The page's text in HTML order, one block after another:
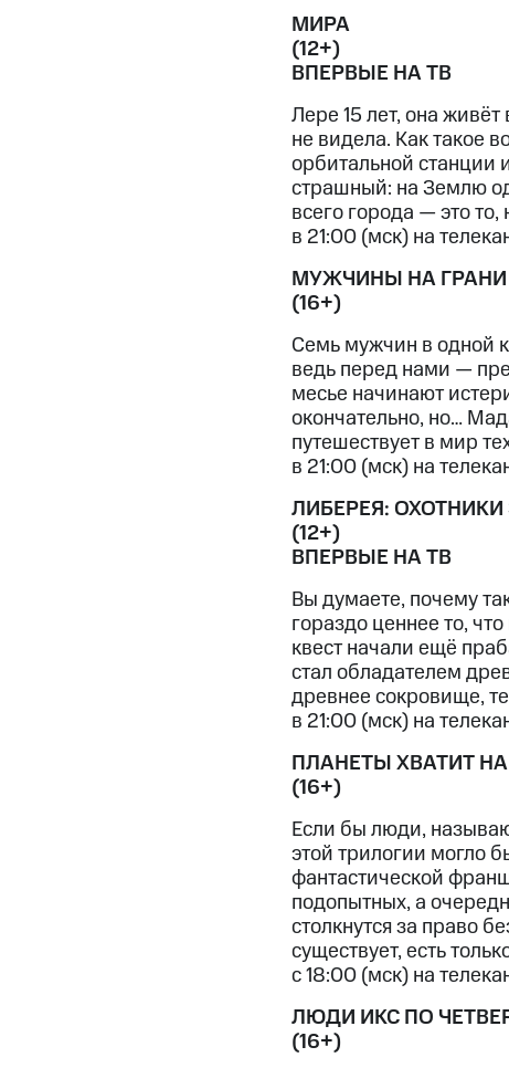
МИРА
(12+)
ВПЕРВЫЕ НА ТВ
Лере 15 лет, она
не видела. Как такое
орбитальной станции
страшный: на Землю
всего города — это
в 21:00 (мск) на
МУЖЧИНЫ НА
(16+)
Семь мужчин в одной
ведь перед нами —
месье начинают
окончательно, но…
путешествует в мир
в 21:00 (мск) на
ЛИБЕРЕЯ:
(12+)
ВПЕРВЫЕ НА ТВ
Вы думаете, почему
гораздо ценнее то,
квест начали ещё
стал обладателем
древнее сокровище,
в 21:00 (мск) на
ПЛАНЕТЫ ХВАТИТ
(16+)
Если бы люди,
этой трилогии могло
фантастической
подопытных, а
столкнутся за право
существует, есть
с 18:00 (мск) на
ЛЮДИ ИКС ПО
(16+)